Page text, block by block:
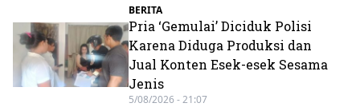
BERITA
Pria ‘Gemulai’ Diciduk Polisi
Karena Diduga Produksi dan
Jual Konten Esek-esek Sesama
Jenis
5/08/2026 - 21:07